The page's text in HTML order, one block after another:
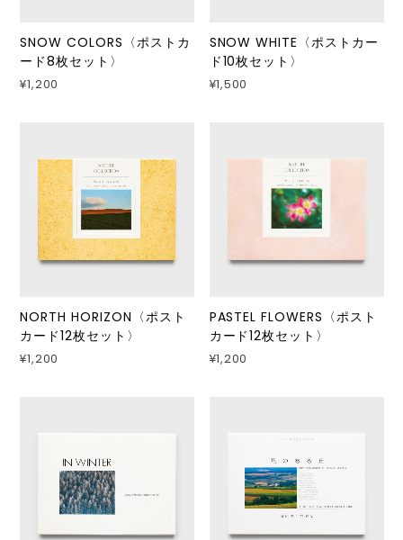
SNOW COLORS〈ポストカ
ード8枚セット〉
¥1,200
SNOW WHITE〈ポストカー
ド10枚セット〉
¥1,500
NORTH HORIZON〈ポスト
カード12枚セット〉
¥1,200
PASTEL FLOWERS〈ポスト
カード12枚セット〉
¥1,200